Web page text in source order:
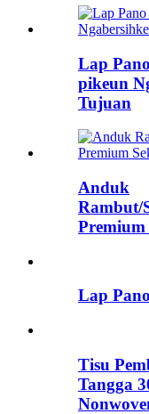
Lap
pikeun
Tujuan
Anduk
Rambut/
Premium
Lap
Tisu
Tangga